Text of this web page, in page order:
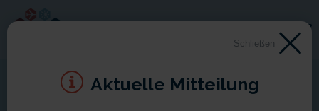
Schließen
Aktuelle Mitteilung